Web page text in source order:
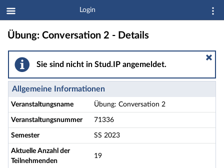
Login
Übung: Conversation 2 - Details
Sie sind nicht in Stud.IP angemeldet.
Allgemeine Informationen
Veranstaltungsname Übung: Conversation 2
Veranstaltungsnummer 71336
Semester SS 2023
Aktuelle Anzahl der
Teilnehmenden
19